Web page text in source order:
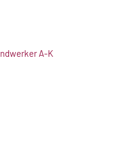
A-K